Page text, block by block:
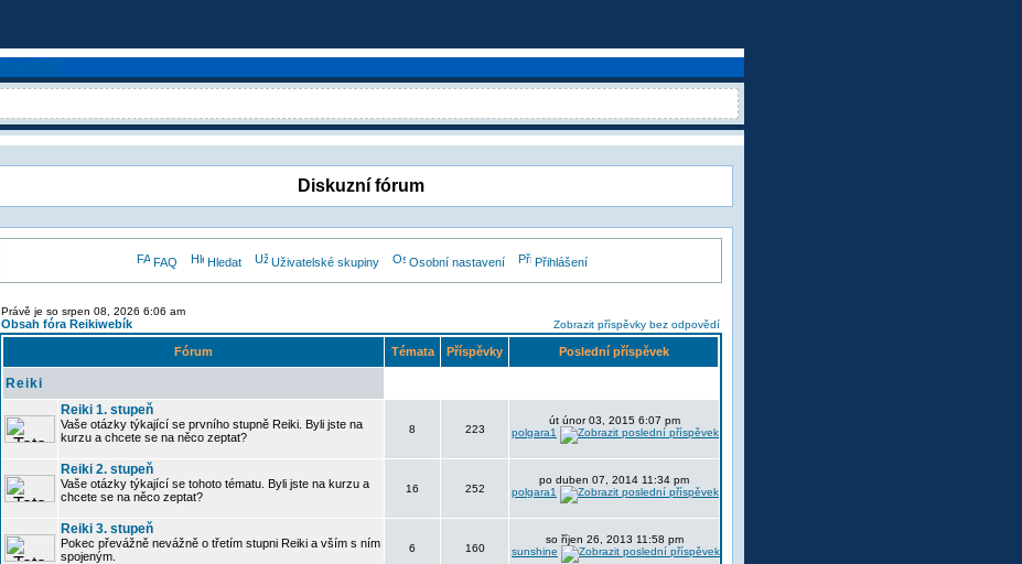
Diskuzní fórum
FAQ Hledat Uživatelské skupiny Osobní nastavení Přihlášení
Právě je so srpen 08, 2026 6:06 am
Obsah fóra Reikiwebík Zobrazit příspěvky bez odpovědí
Fórum Témata Příspěvky Poslední příspěvek
Reiki
Reiki 1. stupeň
Vaše otázky týkající se prvního stupně Reiki. Byli jste na
kurzu a chcete se na něco zeptat?
8 223
út únor 03, 2015 6:07 pm
polgara1
Reiki 2. stupeň
Vaše otázky týkající se tohoto tématu. Byli jste na kurzu a
chcete se na něco zeptat?
16 252
po duben 07, 2014 11:34 pm
polgara1
Reiki 3. stupeň
Pokec převážně nevážně o třetím stupni Reiki a vším s ním
spojeným.
6 160
so říjen 26, 2013 11:58 pm
sunshine